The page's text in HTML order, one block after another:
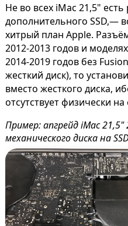
Не во всех iMac 21,5"
дополнительного SSD,—
хитрый план Apple.
2012-2013 годов и
2014-2019 годов без
жесткий диск), то
вместо жесткого диска,
отсутствует физически
Пример: апгрейд iMac 21,5"
механического диска на